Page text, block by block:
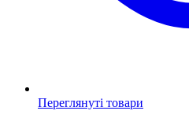
Переглянуті товари